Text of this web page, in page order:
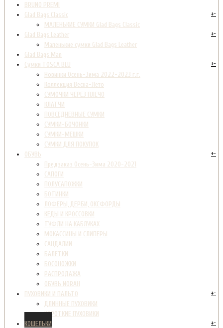
BRUNO PREMI
Glad Bags Classic
+-
МАЛЕНЬКИЕ СУМКИ Glad Bags Classic
Glad Bags Leather
+-
Маленькие сумки Glad Bags Leather
Glad Bags Man
Сумки TOSCA BLU
+-
Новинки Осень-Зима 2022-2023 г.г.
Коллекция Весна-Лето
СУМОЧКИ ЧЕРЕЗ ПЛЕЧО
КЛАТЧИ
ПОВСЕДНЕВНЫЕ СУМКИ
СУМКИ-БОЧОНКИ
СУМКИ-МЕШКИ
СУМКИ ДЛЯ ПОКУПОК
ОБУВЬ
+-
Предзаказ Осень-Зима 2020-2021
САПОГИ
ПОЛУСАПОЖКИ
БОТИНКИ
ЛОФЕРЫ, ДЕРБИ, ОКСФОРДЫ
КЕДЫ И КРОССОВКИ
ТУФЛИ НА КАБЛУКАХ
МОКАССИНЫ И СЛИПЕРЫ
САНДАЛИИ
БАЛЕТКИ
БОСОНОЖКИ
РАСПРОДАЖА
ОБУВЬ NORAH
ПУХОВИКИ И ПАЛЬТО
+-
ДЛИННЫЕ ПУХОВИКИ
КОРОТКИЕ ПУХОВИКИ
КОШЕЛЬКИ
+-